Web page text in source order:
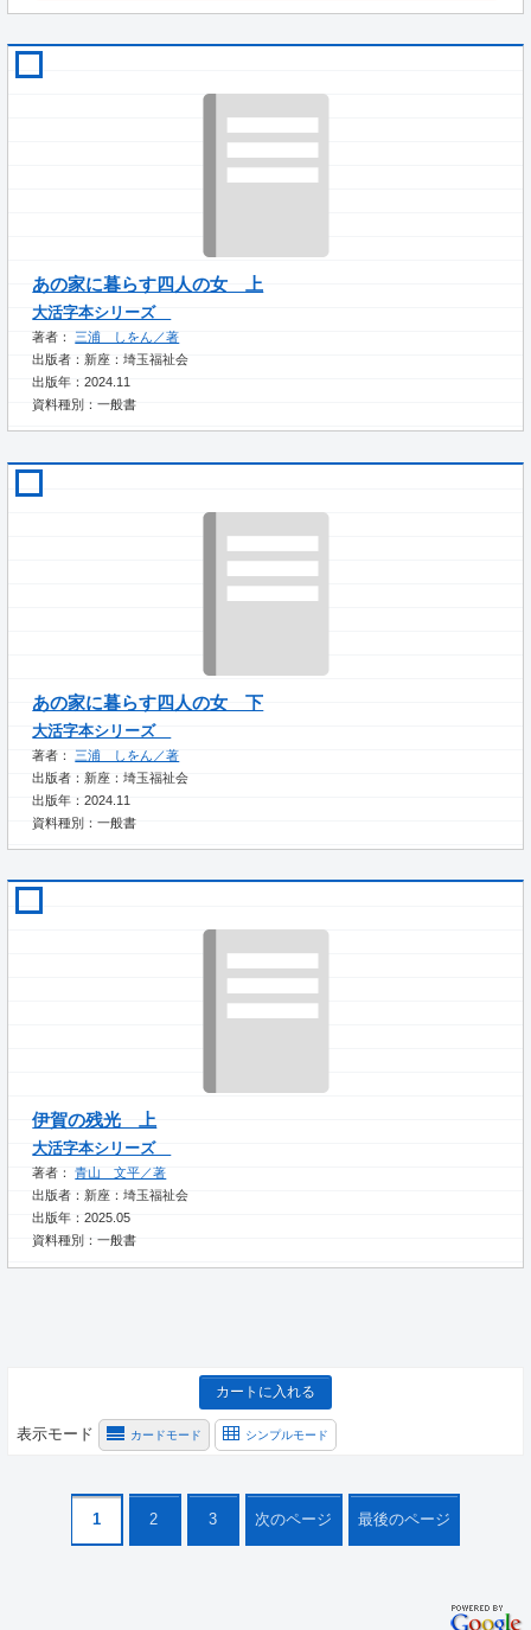
あの家に暮らす四人の女 上
大活字本シリーズ
著者： 三浦 しをん／著
出版者：新座：埼玉福祉会
出版年：2024.11
資料種別：一般書
あの家に暮らす四人の女 下
大活字本シリーズ
著者： 三浦 しをん／著
出版者：新座：埼玉福祉会
出版年：2024.11
資料種別：一般書
伊賀の残光 上
大活字本シリーズ
著者：青山 文平／著
出版者：新座：埼玉福祉会
出版年：2025.05
資料種別：一般書
カートに入れる
表示モード カードモード シンプルモード
1 2 3 次のページ 最後のページ